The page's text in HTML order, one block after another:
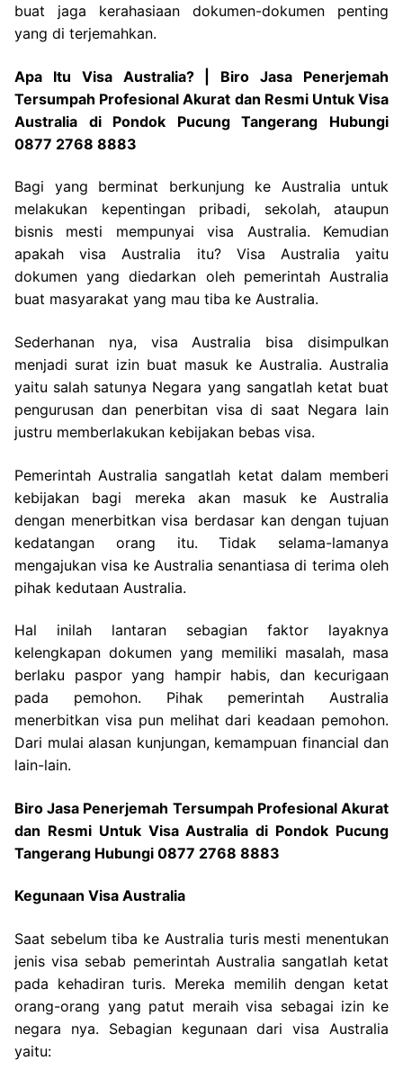
buat jaga kerahasiaan dokumen-dokumen penting
yang di terjemahkan.
Apa Itu Visa Australia? | Biro Jasa Penerjemah
Tersumpah Profesional Akurat dan Resmi Untuk Visa
Australia di Pondok Pucung Tangerang Hubungi
0877 2768 8883
Bagi yang berminat berkunjung ke Australia untuk
melakukan kepentingan pribadi, sekolah, ataupun
bisnis mesti mempunyai visa Australia. Kemudian
apakah visa Australia itu? Visa Australia yaitu
dokumen yang diedarkan oleh pemerintah Australia
buat masyarakat yang mau tiba ke Australia.
Sederhanan nya, visa Australia bisa disimpulkan
menjadi surat izin buat masuk ke Australia. Australia
yaitu salah satunya Negara yang sangatlah ketat buat
pengurusan dan penerbitan visa di saat Negara lain
justru memberlakukan kebijakan bebas visa.
Pemerintah Australia sangatlah ketat dalam memberi
kebijakan bagi mereka akan masuk ke Australia
dengan menerbitkan visa berdasar kan dengan tujuan
kedatangan orang itu. Tidak selama-lamanya
mengajukan visa ke Australia senantiasa di terima oleh
pihak kedutaan Australia.
Hal inilah lantaran sebagian faktor layaknya
kelengkapan dokumen yang memiliki masalah, masa
berlaku paspor yang hampir habis, dan kecurigaan
pada pemohon. Pihak pemerintah Australia
menerbitkan visa pun melihat dari keadaan pemohon.
Dari mulai alasan kunjungan, kemampuan financial dan
lain-lain.
Biro Jasa Penerjemah Tersumpah Profesional Akurat
dan Resmi Untuk Visa Australia di Pondok Pucung
Tangerang Hubungi 0877 2768 8883
Kegunaan Visa Australia
Saat sebelum tiba ke Australia turis mesti menentukan
jenis visa sebab pemerintah Australia sangatlah ketat
pada kehadiran turis. Mereka memilih dengan ketat
orang-orang yang patut meraih visa sebagai izin ke
negara nya. Sebagian kegunaan dari visa Australia
yaitu: